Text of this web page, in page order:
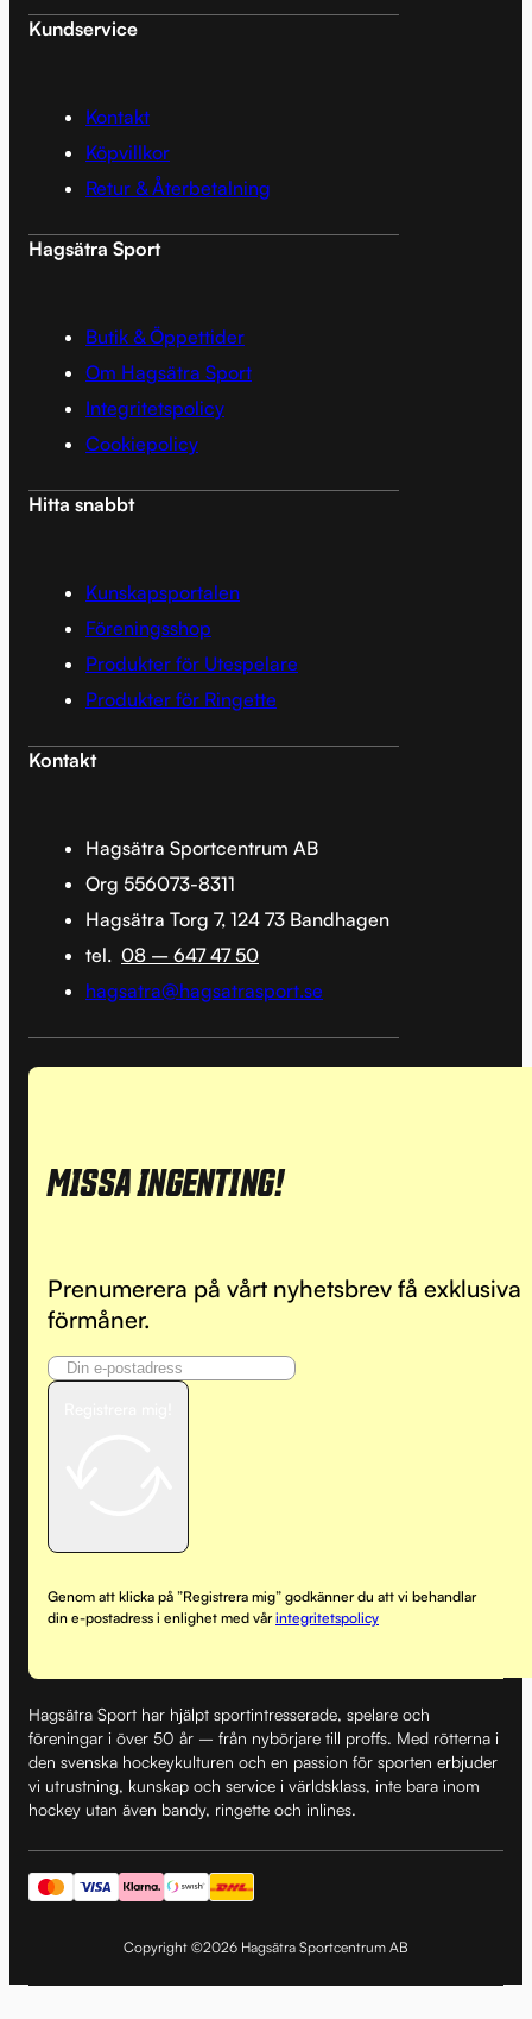
Kundservice
Kontakt
Köpvillkor
Retur & Återbetalning
Hagsätra Sport
Butik & Öppettider
Om Hagsätra Sport
Integritetspolicy
Cookiepolicy
Hitta snabbt
Kunskapsportalen
Föreningsshop
Produkter för Utespelare
Produkter för Ringette
Kontakt
Hagsätra Sportcentrum AB
Org 556073-8311
Hagsätra Torg 7, 124 73 Bandhagen
tel. 08 – 647 47 50
hagsatra@hagsatrasport.se
MISSA INGENTING!
Prenumerera på vårt nyhetsbrev få exklusiva
förmåner.
Genom att klicka på ”Registrera mig” godkänner du att vi behandlar
din e-postadress i enlighet med vårintegritetspolicy
Hagsätra Sport har hjälpt sportintresserade, spelare och
föreningar i över 50 år – från nybörjare till proffs. Med rötterna i
den svenska hockeykulturen och en passion för sporten erbjuder
vi utrustning, kunskap och service i världsklass, inte bara inom
hockey utan även bandy, ringette och inlines.
Copyright ©2026 Hagsätra Sportcentrum AB